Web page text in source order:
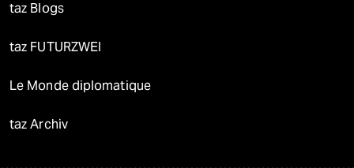
taz Blogs
taz FUTURZWEI
Le Monde diplomatique
taz Archiv